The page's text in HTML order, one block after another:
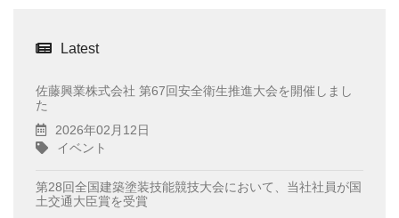
Latest
佐藤興業株式会社 第67回安全衛生推進大会を開催しまし
た
2026年02月12日
イベント
第28回全国建築塗装技能競技大会において、当社社員が国
土交通大臣賞を受賞